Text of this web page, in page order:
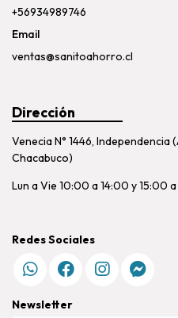
+56934989746
Email
ventas@sanitoahorro.cl
Dirección
Venecia N° 1446, Independencia
Chacabuco)
Lun a Vie 10:00 a 14:00 y 15:00
Redes Sociales
Newsletter